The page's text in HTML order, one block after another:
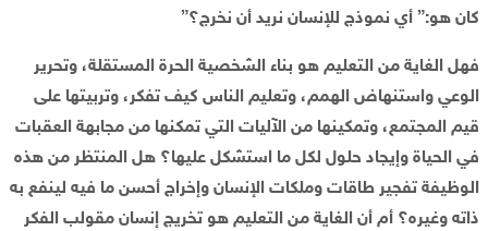
كان هو:” أي نموذج للإنسان نريد أن نخرج؟”
فهل الغاية من التعليم هو بناء الشخصية الحرة المستقلة، وتحرير
الوعي واستنهاض الهمم، وتعليم الناس كيف تفكر، وتربيتها على
قيم المجتمع، وتمكينها من الآليات التي تمكنها من مجابهة العقبات
في الحياة وإيجاد حلول لكل ما استشكل عليها؟ هل المنتظر من هذه
الوظيفة تفجير طاقات وملكات الإنسان وإخراج أحسن ما فيه لينفع به
ذاته وغيره؟ أم أن الغاية من التعليم هو تخريج إنسان مقولب الفكر